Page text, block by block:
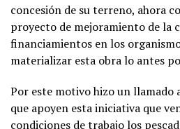
concesión de su terreno, ahora
proyecto de mejoramiento de la
financiamientos en los
materializar esta obra lo antes
Por este motivo hizo un llamado
que apoyen esta iniciativa que
condiciones de trabajo los